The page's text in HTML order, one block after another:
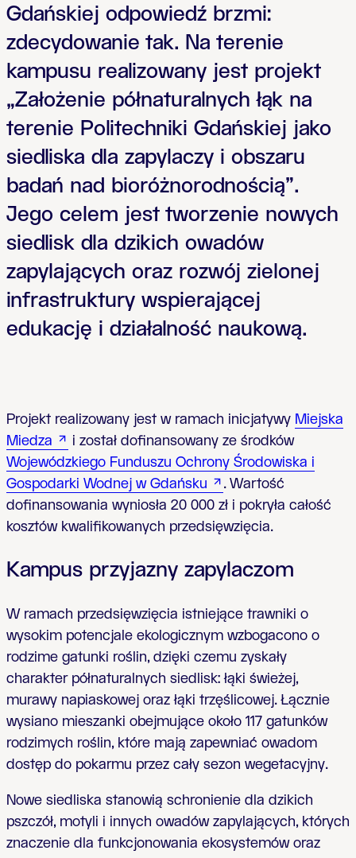
Gdańskiej odpowiedź brzmi:
zdecydowanie tak. Na terenie
kampusu realizowany jest projekt
„Założenie półnaturalnych łąk na
terenie Politechniki Gdańskiej jako
siedliska dla zapylaczy i obszaru
badań nad bioróżnorodnością”.
Jego celem jest tworzenie nowych
siedlisk dla dzikich owadów
zapylających oraz rozwój zielonej
infrastruktury wspierającej
edukację i działalność naukową.
Projekt realizowany jest w ramach inicjatywy Miejska
Miedza
i został dofinansowany ze środków
Wojewódzkiego Funduszu Ochrony Środowiska i
Gospodarki Wodnej w Gdańsku
. Wartość
dofinansowania wyniosła 20 000 zł i pokryła całość
kosztów kwalifikowanych przedsięwzięcia.
Kampus przyjazny zapylaczom
W ramach przedsięwzięcia istniejące trawniki o
wysokim potencjale ekologicznym wzbogacono o
rodzime gatunki roślin, dzięki czemu zyskały
charakter półnaturalnych siedlisk: łąki świeżej,
murawy napiaskowej oraz łąki trzęślicowej. Łącznie
wysiano mieszanki obejmujące około 117 gatunków
rodzimych roślin, które mają zapewniać owadom
dostęp do pokarmu przez cały sezon wegetacyjny.
Nowe siedliska stanowią schronienie dla dzikich
pszczół, motyli i innych owadów zapylających, których
znaczenie dla funkcjonowania ekosystemów oraz